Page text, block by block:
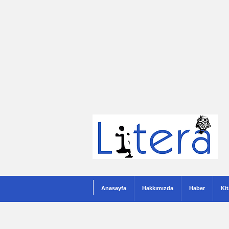
Anasayfa Hakkımızda Haber